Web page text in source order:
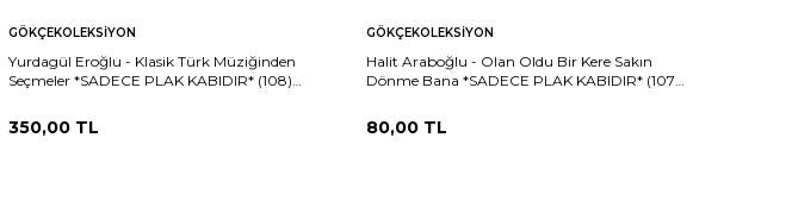
GÖKÇEKOLEKSIYON
Yurdagül Eroğlu - Klasik Türk Müziğinden
Seçmeler *SADECE PLAK KABIDIR* (108)
350,00 TL
GÖKÇEKOLEKSIYON
Halit Araboğlu - Olan Oldu Bir Kere Sakın
Dönme Bana *SADECE PLAK KABIDIR* (107)
80,00 TL